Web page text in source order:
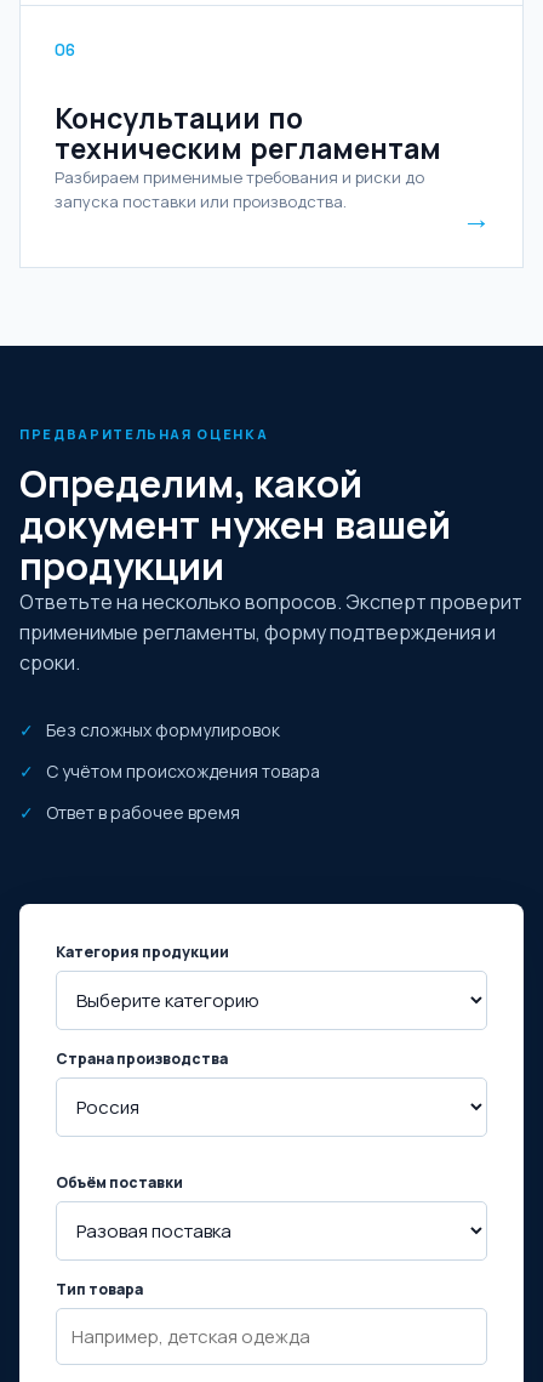
06
Консультации по
техническим регламентам
Разбираем применимые требования и риски до
запуска поставки или производства.
→
ПРЕДВАРИТЕЛЬНАЯ ОЦЕНКА
Определим, какой
документ нужен вашей
продукции
Ответьте на несколько вопросов. Эксперт проверит
применимые регламенты, форму подтверждения и
сроки.
Без сложных формулировок
С учётом происхождения товара
Ответ в рабочее время
Категория продукции
Страна производства
Объём поставки
Тип товара